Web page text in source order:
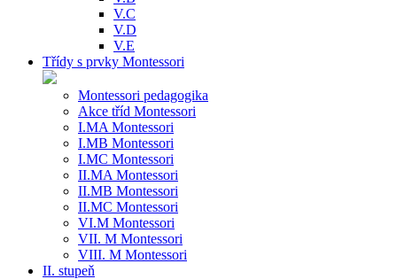
V.C
V.D
V.E
Třídy s prvky Montessori
Montessori pedagogika
Akce tříd Montessori
I.MA Montessori
I.MB Montessori
I.MC Montessori
II.MA Montessori
II.MB Montessori
II.MC Montessori
VI.M Montessori
VII. M Montessori
VIII. M Montessori
II. stupeň